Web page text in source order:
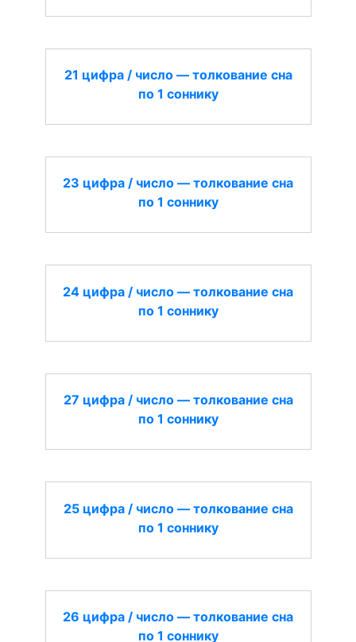
21 цифра / число — толкование сна
по 1 соннику
23 цифра / число — толкование сна
по 1 соннику
24 цифра / число — толкование сна
по 1 соннику
27 цифра / число — толкование сна
по 1 соннику
25 цифра / число — толкование сна
по 1 соннику
26 цифра / число — толкование сна
по 1 соннику